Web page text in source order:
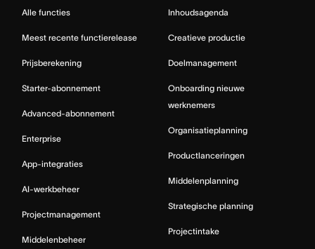
Alle functies
Meest recente functierelease
Prijsberekening
Starter-abonnement
Advanced-abonnement
Enterprise
App-integraties
AI-werkbeheer
Projectmanagement
Middelenbeheer
Inhoudsagenda
Creatieve productie
Doelmanagement
Onboarding nieuwe
werknemers
Organisatieplanning
Productlanceringen
Middelenplanning
Strategische planning
Projectintake